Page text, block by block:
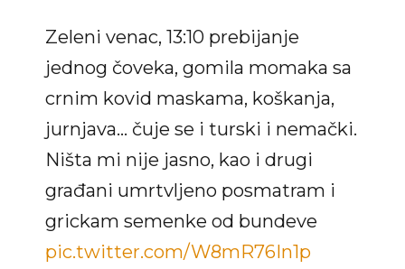
Zeleni venac, 13:10 prebijanje
jednog čoveka, gomila momaka sa
crnim kovid maskama, koškanja,
jurnjava… čuje se i turski i nemački.
Ništa mi nije jasno, kao i drugi
građani umrtvljeno posmatram i
grickam semenke od bundeve
pic.twitter.com/W8mR76In1p